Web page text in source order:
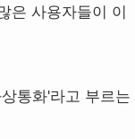
은 사용자들이 이
통화'라고 부르는